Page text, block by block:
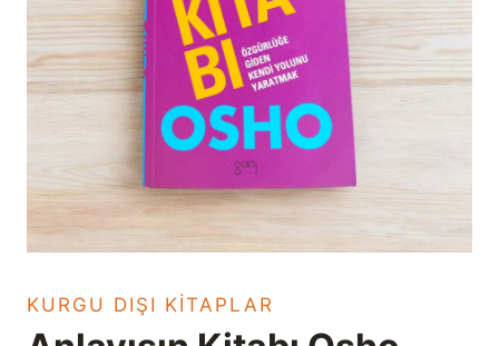
KURGU DIŞI KITAPLAR